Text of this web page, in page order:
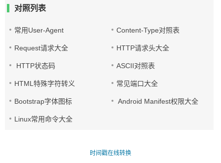
对照列表
常用User-Agent Content-Type对照表
Request请求大全 HTTP请求头大全
HTTP状态码 ASCII对照表
HTML特殊字符转义 常见端口大全
Bootstrap字体图标 Android Manifest权限大全
Linux常用命令大全
时间戳在线转换